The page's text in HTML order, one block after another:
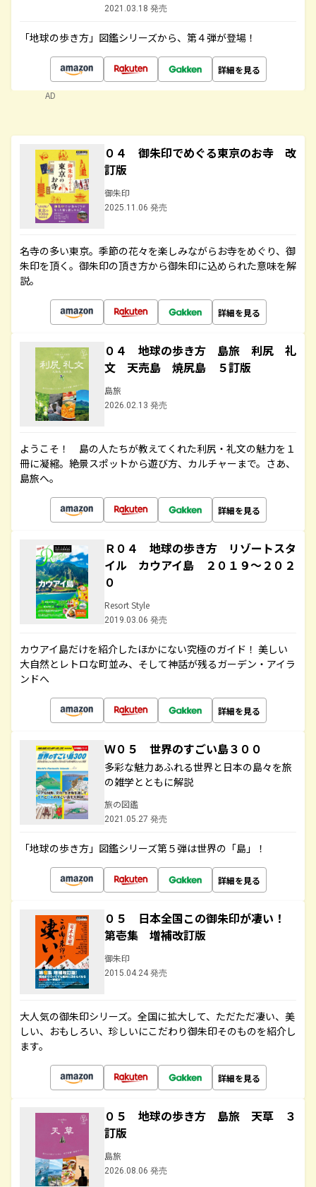
2021.03.18 発売
「地球の歩き方」図鑑シリーズから、第４弾が登場！
詳細を見る
AD
０４ 御朱印でめぐる東京のお寺 改
訂版
御朱印
2025.11.06 発売
名寺の多い東京。季節の花々を楽しみながらお寺をめぐり、御
朱印を頂く。御朱印の頂き方から御朱印に込められた意味を解
説。
詳細を見る
０４ 地球の歩き方 島旅 利尻 礼
文 天売島 焼尻島 ５訂版
島旅
2026.02.13 発売
ようこそ！ 島の人たちが教えてくれた利尻・礼文の魅力を１
冊に凝縮。絶景スポットから遊び方、カルチャーまで。さあ、
島旅へ。
詳細を見る
Ｒ０４ 地球の歩き方 リゾートスタ
イル カウアイ島 ２０１９～２０２
０
Resort Style
2019.03.06 発売
カウアイ島だけを紹介したほかにない究極のガイド！ 美しい
大自然とレトロな町並み、そして神話が残るガーデン・アイラ
ンドへ
詳細を見る
Ｗ０５ 世界のすごい島３００
多彩な魅力あふれる世界と日本の島々を旅
の雑学とともに解説
旅の図鑑
2021.05.27 発売
「地球の歩き方」図鑑シリーズ第５弾は世界の「島」！
詳細を見る
０５ 日本全国この御朱印が凄い！
第壱集 増補改訂版
御朱印
2015.04.24 発売
大人気の御朱印シリーズ。全国に拡大して、ただただ凄い、美
しい、おもしろい、珍しいにこだわり御朱印そのものを紹介し
ます。
詳細を見る
０５ 地球の歩き方 島旅 天草 ３
訂版
島旅
2026.08.06 発売